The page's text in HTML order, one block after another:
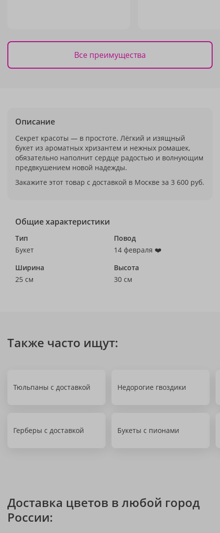
Все преимущества
Описание
Секрет красоты — в простоте. Лёгкий и изящный
букет из ароматных хризантем и нежных ромашек,
обязательно наполнит сердце радостью и волнующим
предвкушением новой надежды.
Закажите этот товар с доставкой в Москве за 3 600 руб.
Общие характеристики
Тип
Букет
Повод
14 февраля ❤️
Ширина
25 см
Высота
30 см
Также часто ищут:
Тюльпаны с доставкой Недорогие гвоздики
Герберы с доставкой Букеты с пионами
Доставка цветов в любой город
России: